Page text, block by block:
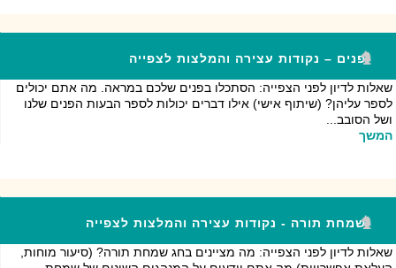
פנים – נקודות עצירה והמלצות לצפייה
שאלות לדיון לפני הצפייה: הסתכלו בפנים שלכם במראה. מה אתם יכולים
לספר עליהן? (שיתוף אישי) אילו דברים יכולות לספר הבעות הפנים שלנו
ושל הסובב...
המשך
שמחת תורה - נקודות עצירה והמלצות לצפייה
שאלות לדיון לפני הצפייה: מה מציינים בחג שמחת תורה? (סיעור מוחות,